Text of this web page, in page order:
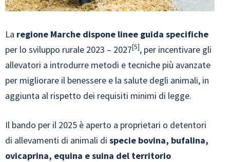
La regione Marche dispone linee guida specifiche
per lo sviluppo rurale 2023 – 2027 5 , per incentivare gli
allevatori a introdurre metodi e tecniche più avanzate
per migliorare il benessere e la salute degli animali, in
aggiunta al rispetto dei requisiti minimi di legge.
Il bando per il 2025 è aperto a proprietari o detentori
di allevamenti di animali di specie bovina, bufalina,
ovicaprina, equina e suina del territorio